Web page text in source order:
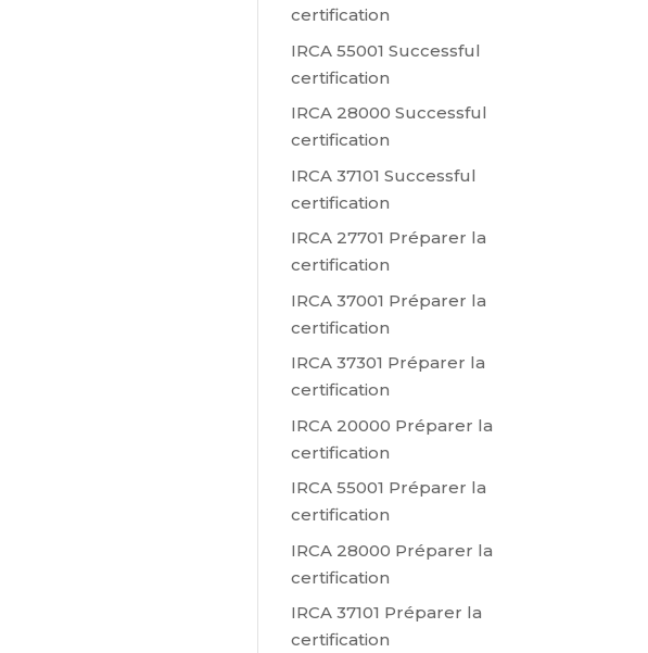
certification
IRCA 55001 Successful
certification
IRCA 28000 Successful
certification
IRCA 37101 Successful
certification
IRCA 27701 Préparer la
certification
IRCA 37001 Préparer la
certification
IRCA 37301 Préparer la
certification
IRCA 20000 Préparer la
certification
IRCA 55001 Préparer la
certification
IRCA 28000 Préparer la
certification
IRCA 37101 Préparer la
certification